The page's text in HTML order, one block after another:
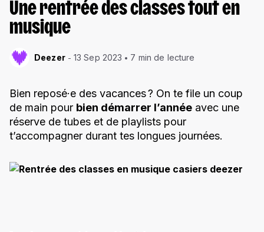
Une rentrée des classes tout en
musique
Deezer 13 Sep 2023 7 min de lecture
Bien reposé·e des vacances ? On te file un coup
de main pour bien démarrer l’année avec une
réserve de tubes et de playlists pour
t’accompagner durant tes longues journées.